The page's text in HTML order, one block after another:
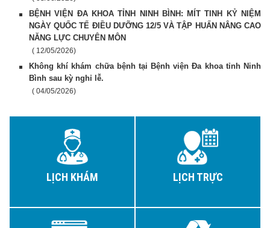
BỆNH VIỆN ĐA KHOA TỈNH NINH BÌNH: MÍT TINH KỶ NIỆM
NGÀY QUỐC TẾ ĐIỀU DƯỠNG 12/5 VÀ TẬP HUẤN NÂNG CAO
NĂNG LỰC CHUYÊN MÔN
( 12/05/2026)
Không khí khám chữa bệnh tại Bệnh viện Đa khoa tỉnh Ninh
Bình sau kỳ nghỉ lễ.
( 04/05/2026)
LỊCH KHÁM LỊCH TRỰC